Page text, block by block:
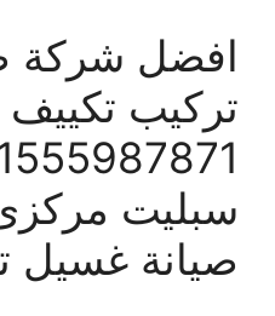
افضل شركة
تركيب تكييف
سبليت
صيانة غسيل